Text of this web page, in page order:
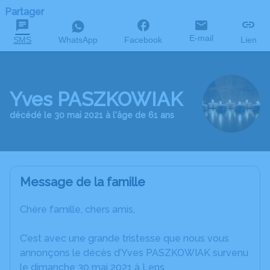
Partager
SMS WhatsApp Facebook E-mail Lien
Yves PASZKOWIAK
décédé le 30 mai 2021 à l'âge de 61 ans
Message de la famille
Chère famille, chers amis,
C’est avec une grande tristesse que nous vous
annonçons le décès d’Yves PASZKOWIAK survenu
le dimanche 30 mai 2021 à Lens.